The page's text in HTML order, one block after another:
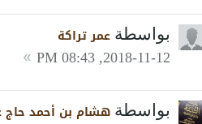
بواسطة عمر تراكة
2018-11-12, 08:43 PM
بواسطة هشام بن أحمد حاج